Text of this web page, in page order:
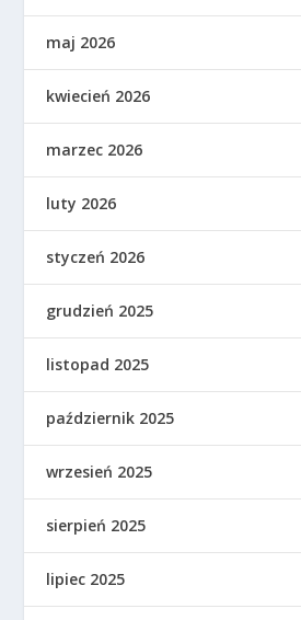
maj 2026
kwiecień 2026
marzec 2026
luty 2026
styczeń 2026
grudzień 2025
listopad 2025
październik 2025
wrzesień 2025
sierpień 2025
lipiec 2025